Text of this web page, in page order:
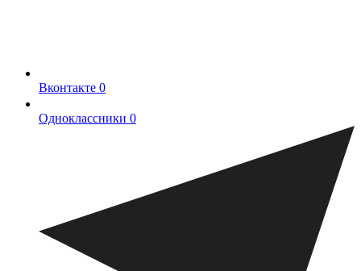
Вконтакте 0
Одноклассники 0